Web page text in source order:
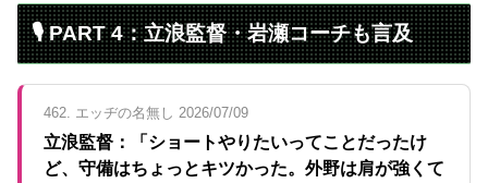
🎙 PART 4：立浪監督・岩瀬コーチも言及
462. エッヂの名無し 2026/07/09
立浪監督：「ショートやりたいってことだったけ
ど、守備はちょっとキツかった。外野は肩が強くて